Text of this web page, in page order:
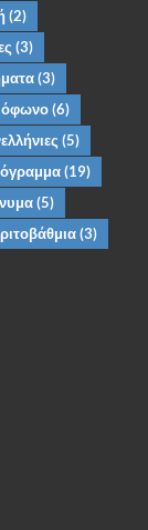
(2)
(3)
(3)
(6)
(5)
(19)
(5)
(3)